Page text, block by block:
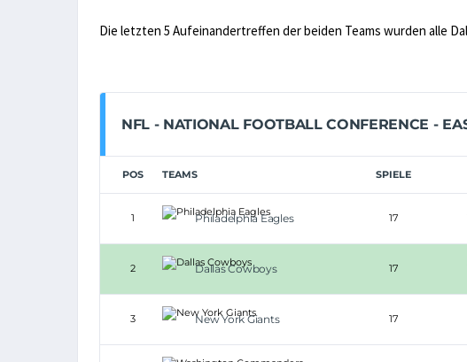
Die letzten 5 Aufeinandertreffen der beiden Teams wurden alle
NFL - NATIONAL FOOTBALL CONFERENCE -
POS TEAMS SPIELE
1 Philadelphia Eagles 17
2 Dallas Cowboys 17
3 New York Giants 17